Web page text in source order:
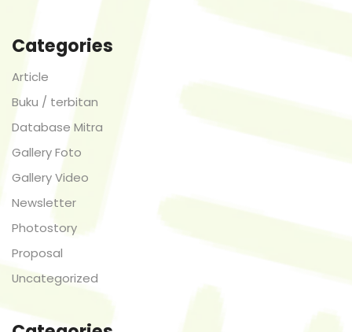
Categories
Article
Buku / terbitan
Database Mitra
Gallery Foto
Gallery Video
Newsletter
Photostory
Proposal
Uncategorized